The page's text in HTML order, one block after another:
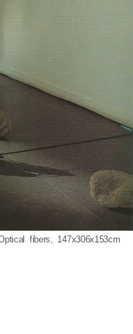
fibers, 147x306x153cm